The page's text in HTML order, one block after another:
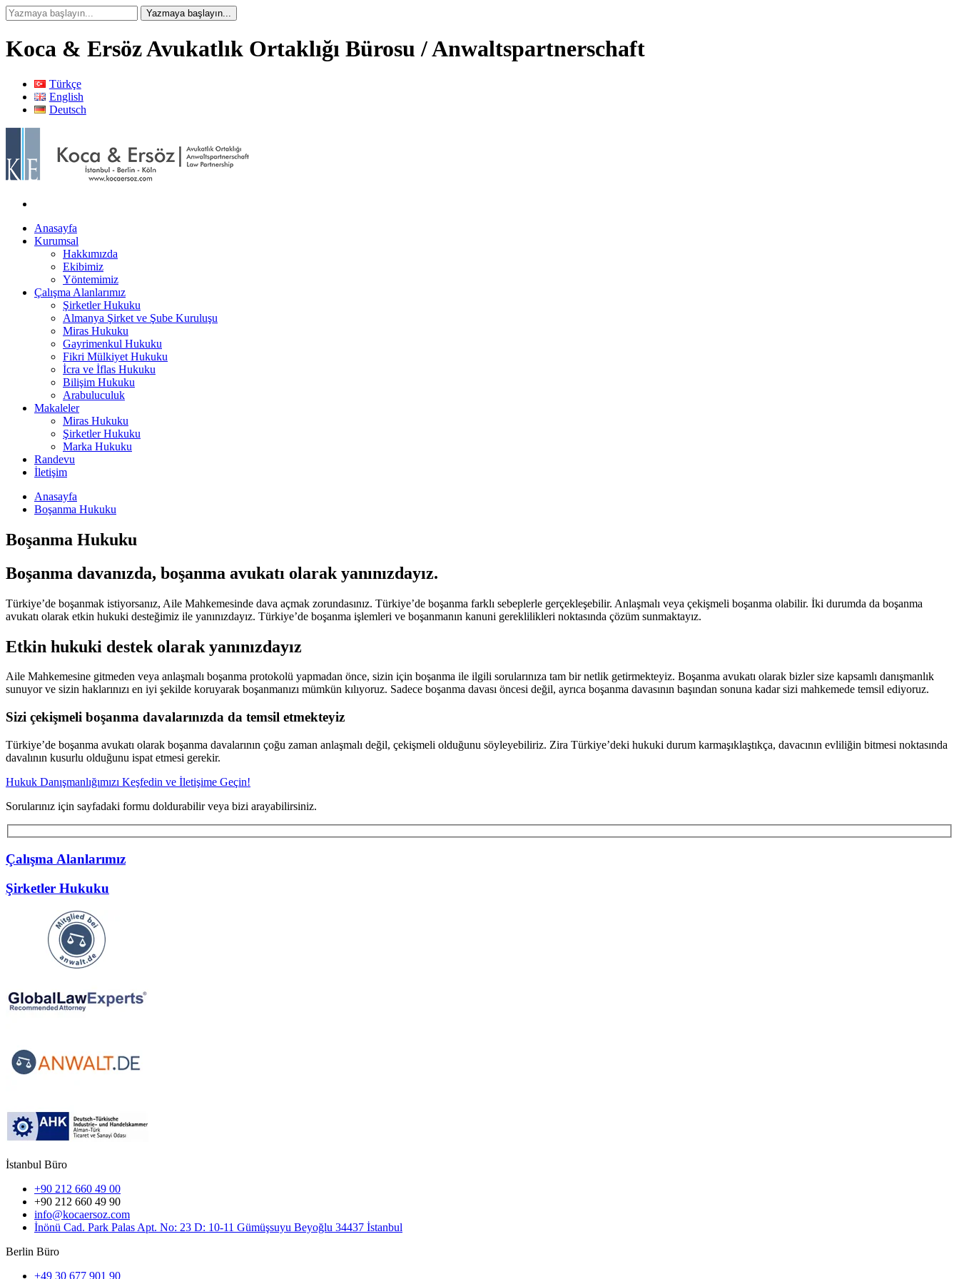
Koca & Ersöz Avukatlık Ortaklığı Bürosu / Anwaltspartnerschaft
Türkçe
English
Deutsch
Anasayfa
Kurumsal
Hakkımızda
Ekibimiz
Yöntemimiz
Çalışma Alanlarımız
Şirketler Hukuku
Almanya Şirket ve Şube Kuruluşu
Miras Hukuku
Gayrimenkul Hukuku
Fikri Mülkiyet Hukuku
İcra ve İflas Hukuku
Bilişim Hukuku
Arabuluculuk
Makaleler
Miras Hukuku
Şirketler Hukuku
Marka Hukuku
Randevu
İletişim
Anasayfa
Boşanma Hukuku
Boşanma Hukuku
Boşanma davanızda, boşanma avukatı olarak yanınızdayız.
Türkiye’de boşanmak istiyorsanız, Aile Mahkemesinde dava açmak zorundasınız. Türkiye’de boşanma farklı sebeplerle gerçekleşebilir. Anlaşmalı veya çekişmeli boşanma olabilir. İki durumda da boşanma
avukatı olarak etkin hukuki desteğimiz ile yanınızdayız. Türkiye’de boşanma işlemleri ve boşanmanın kanuni gereklilikleri noktasında çözüm sunmaktayız.
Etkin hukuki destek olarak yanınızdayız
Aile Mahkemesine gitmeden veya anlaşmalı boşanma protokolü yapmadan önce, sizin için boşanma ile ilgili sorularınıza tam bir netlik getirmekteyiz. Boşanma avukatı olarak bizler size kapsamlı danışmanlık
sunuyor ve sizin haklarınızı en iyi şekilde koruyarak boşanmanızı mümkün kılıyoruz. Sadece boşanma davası öncesi değil, ayrıca boşanma davasının başından sonuna kadar sizi mahkemede temsil ediyoruz.
Sizi çekişmeli boşanma davalarınızda da temsil etmekteyiz
Türkiye’de boşanma avukatı olarak boşanma davalarının çoğu zaman anlaşmalı değil, çekişmeli olduğunu söyleyebiliriz. Zira Türkiye’deki hukuki durum karmaşıklaştıkça, davacının evliliğin bitmesi noktasında
davalının kusurlu olduğunu ispat etmesi gerekir.
Hukuk Danışmanlığımızı Keşfedin ve İletişime Geçin!
Sorularınız için sayfadaki formu doldurabilir veya bizi arayabilirsiniz.
Çalışma Alanlarımız
Şirketler Hukuku
İstanbul Büro
+90 212 660 49 00
+90 212 660 49 90
info@kocaersoz.com
İnönü Cad. Park Palas Apt. No: 23 D: 10-11 Gümüşsuyu Beyoğlu 34437 İstanbul
Berlin Büro
+49 30 677 901 90